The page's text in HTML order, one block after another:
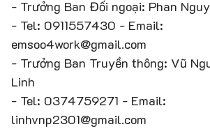
- Trưởng Ban Đối ngoại: Phan
- Tel: 0911557430 - Email:
emsoo4work@gmail.com
- Trưởng Ban Truyền thông: Vũ
Linh
- Tel: 0374759271 - Email:
linhvnp2301@gmail.com